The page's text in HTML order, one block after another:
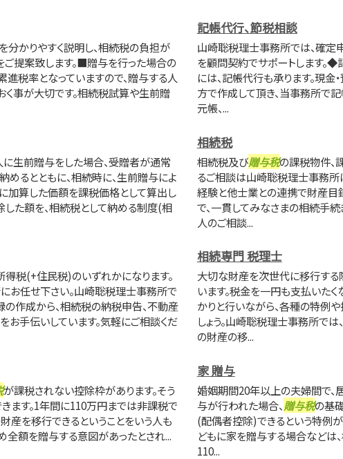
分かりやすく説明し、相続税の負担が
提案致します。■贈与を行った場合の
進税率となっていますので、贈与する人
事が大切です。相続税試算や生前贈
記帳代行、節税相談
山崎聡税理士事務所では、確定
を顧問契約でサポートします。
には、記帳代行も承ります。現
方で作成して頂き、当事務所で
元帳、...
生前贈与をした場合、受贈者が通常
めるとともに、相続時に、生前贈与によ
加算した価額を課税価格として算出し
した額を、相続税として納める制度(相
相続税
相続税及び贈与税の課税物件、
るご相談は山崎聡税理士事務所
経験と他士業との連携で財産目
で、一貫してみなさまの相続手続
人のご相談...
得税(+住民税)のいずれかになります。
お任せ下さい。山崎聡税理士事務所で
作成から、相続税の納税申告、不動産
お手伝いしています。気軽にご相談くだ
相続専門 税理士
大切な財産を次世代に移行す
います。税金を一円も支払いた
かりと行いながら、各種の特例
しょう。山崎聡税理士事務所では
の財産の移...
が課税されない控除枠があります。そう
ます。1年間に110万円までは非課税で
産を移行できるということをいう人も
全額を贈与する意図があったとされ...
家 贈与
婚姻期間20年以上の夫婦間で
与が行われた場合、贈与税の基
(配偶者控除)できるという特例
どもに家を贈与する場合などは
110...